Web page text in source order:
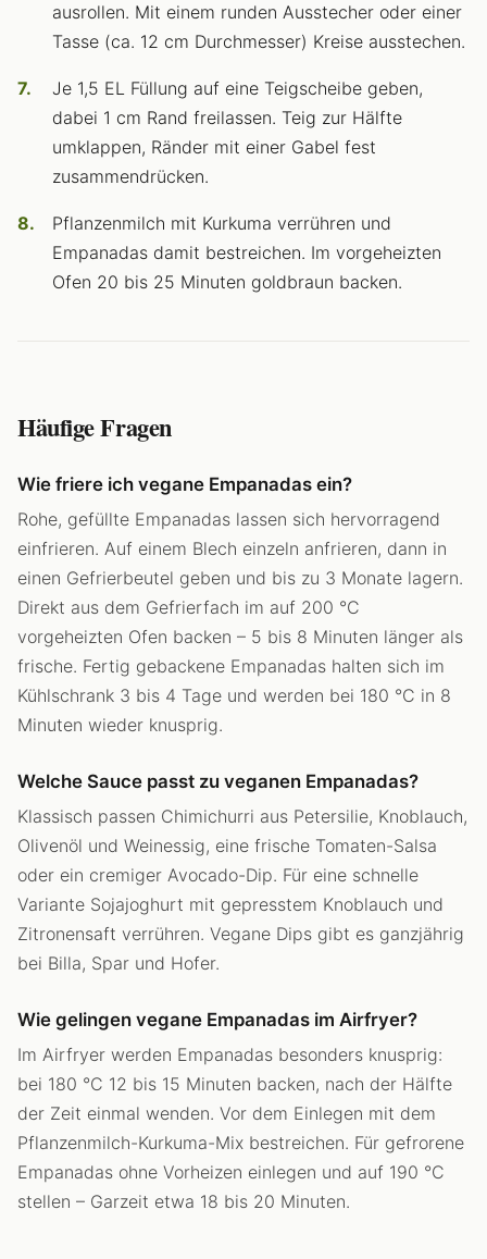
ausrollen. Mit einem runden Ausstecher oder einer
Tasse (ca. 12 cm Durchmesser) Kreise ausstechen.
Je 1,5 EL Füllung auf eine Teigscheibe geben,
dabei 1 cm Rand freilassen. Teig zur Hälfte
umklappen, Ränder mit einer Gabel fest
zusammendrücken.
Pflanzenmilch mit Kurkuma verrühren und
Empanadas damit bestreichen. Im vorgeheizten
Ofen 20 bis 25 Minuten goldbraun backen.
Häufige Fragen
Wie friere ich vegane Empanadas ein?
Rohe, gefüllte Empanadas lassen sich hervorragend
einfrieren. Auf einem Blech einzeln anfrieren, dann in
einen Gefrierbeutel geben und bis zu 3 Monate lagern.
Direkt aus dem Gefrierfach im auf 200 °C
vorgeheizten Ofen backen – 5 bis 8 Minuten länger als
frische. Fertig gebackene Empanadas halten sich im
Kühlschrank 3 bis 4 Tage und werden bei 180 °C in 8
Minuten wieder knusprig.
Welche Sauce passt zu veganen Empanadas?
Klassisch passen Chimichurri aus Petersilie, Knoblauch,
Olivenöl und Weinessig, eine frische Tomaten-Salsa
oder ein cremiger Avocado-Dip. Für eine schnelle
Variante Sojajoghurt mit gepresstem Knoblauch und
Zitronensaft verrühren. Vegane Dips gibt es ganzjährig
bei Billa, Spar und Hofer.
Wie gelingen vegane Empanadas im Airfryer?
Im Airfryer werden Empanadas besonders knusprig:
bei 180 °C 12 bis 15 Minuten backen, nach der Hälfte
der Zeit einmal wenden. Vor dem Einlegen mit dem
Pflanzenmilch-Kurkuma-Mix bestreichen. Für gefrorene
Empanadas ohne Vorheizen einlegen und auf 190 °C
stellen – Garzeit etwa 18 bis 20 Minuten.